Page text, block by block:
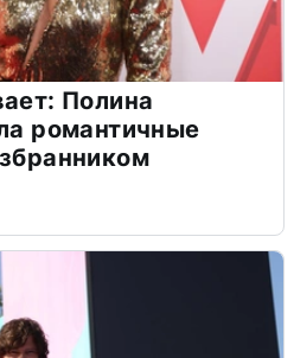
Полина
романтичные